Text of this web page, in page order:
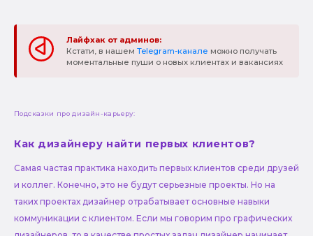
Лайфхак от админов:
Кстати, в нашем Telegram-канале можно получать
моментальные пуши о новых клиентах и вакансиях
Подсказки про дизайн-карьеру:
Как дизайнеру найти первых клиентов?
Самая частая практика находить первых клиентов среди друзей
и коллег. Конечно, это не будут серьезные проекты. Но на
таких проектах дизайнер отрабатывает основные навыки
коммуникации с клиентом. Если мы говорим про графических